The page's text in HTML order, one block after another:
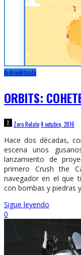
ArchivoArtcade
ORBITS:
Zero Relate4 octubre, 2016
Hace dos décadas,
escena unos
lanzamiento de
primero Crush the
navegador en el que
con bombas y piedras
Sigue leyendo
0